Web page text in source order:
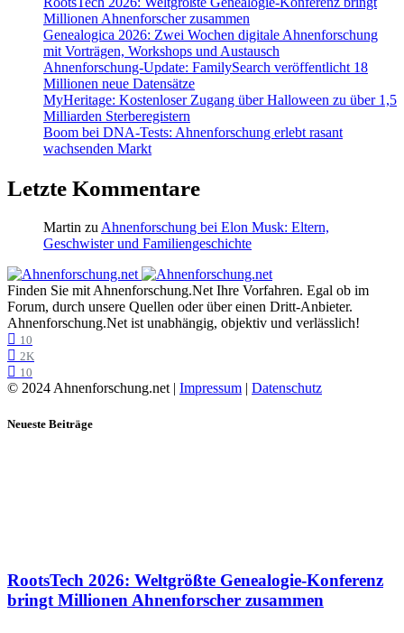
Millionen Ahnenforscher zusammen
Genealogica 2026: Zwei Wochen digitale Ahnenforschung
mit Vorträgen, Workshops und Austausch
Ahnenforschung-Update: FamilySearch veröffentlicht 18
Millionen neue Datensätze
MyHeritage: Kostenloser Zugang über Halloween zu über 1,5
Milliarden Sterberegistern
Boom bei DNA-Tests: Ahnenforschung erlebt rasant
wachsenden Markt
Letzte Kommentare
Martin zu Ahnenforschung bei Elon Musk: Eltern,
Geschwister und Familiengeschichte
Finden Sie mit Ahnenforschung.Net Ihre Vorfahren. Egal ob im
Forum, durch unsere Quellen oder über einen Dritt-Anbieter.
Ahnenforschung.Net ist unabhängig, objektiv und verlässlich!
10
2K
10
© 2024 Ahnenforschung.net | Impressum | Datenschutz
Neueste Beiträge
RootsTech 2026: Weltgrößte Genealogie-Konferenz
bringt Millionen Ahnenforscher zusammen